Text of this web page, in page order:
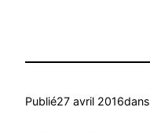
Publié27 avril 2016dans